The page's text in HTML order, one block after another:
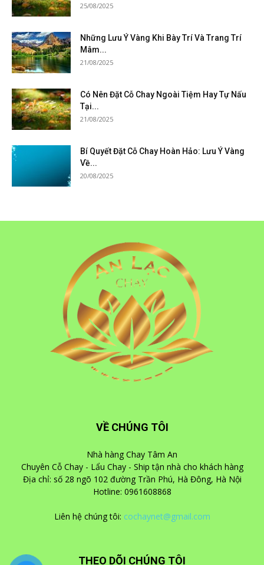
25/08/2025
Những Lưu Ý Vàng Khi Bày Trí Và Trang Trí
Mâm...
21/08/2025
Có Nên Đặt Cỗ Chay Ngoài Tiệm Hay Tự Nấu
Tại...
21/08/2025
Bí Quyết Đặt Cỗ Chay Hoàn Hảo: Lưu Ý Vàng
Về...
20/08/2025
VỀ CHÚNG TÔI
Nhà hàng Chay Tâm An
Chuyên Cỗ Chay - Lẩu Chay - Ship tận nhà cho khách hàng
Địa chỉ: số 28 ngõ 102 đường Trần Phú, Hà Đông, Hà Nội
Hotline: 0961608868
Liên hệ chúng tôi: cochaynet@gmail.com
THEO DÕI CHÚNG TÔI